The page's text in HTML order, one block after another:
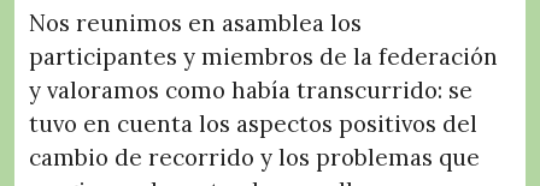
Nos reunimos en asamblea los
participantes y miembros de la federación
y valoramos como había transcurrido: se
tuvo en cuenta los aspectos positivos del
cambio de recorrido y los problemas que